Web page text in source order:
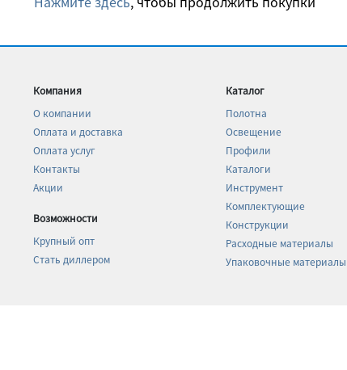
Компания
О компании
Оплата и доставка
Оплата услуг
Контакты
Акции
Возможности
Крупный опт
Стать диллером
Каталог
Полотна
Освещение
Профили
Каталоги
Инструмент
Комплектующие
Конструкции
Расходные материалы
Упаковочные материалы